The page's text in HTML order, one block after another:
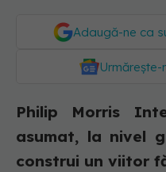
Adaugă-ne ca
Philip Morris
asumat, la nivel
construi un viitor